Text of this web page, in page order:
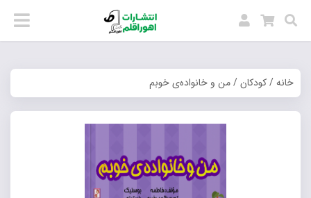
خانه/کودکان/ من و خانواده‌ی خوبم